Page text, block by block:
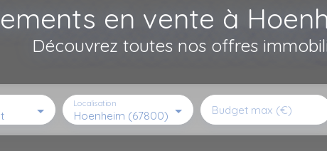
en vente à
Découvrez toutes nos offres
Hoenheim (67800)
Localisation Budget max (€)